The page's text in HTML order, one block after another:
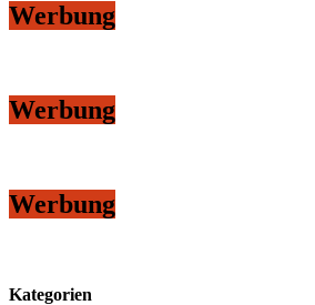
Werbung
Werbung
Werbung
Kategorien